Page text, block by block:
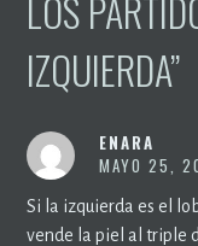
LOS
IZQUIERDA”
ENARA
MAYO 25,
Si la izquierda es el
vende la piel al triple